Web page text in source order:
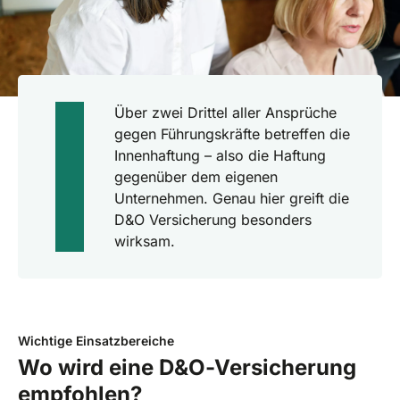
Über zwei Drittel aller Ansprüche
gegen Führungskräfte betreffen die
Innenhaftung – also die Haftung
gegenüber dem eigenen
Unternehmen. Genau hier greift die
D&O Versicherung besonders
wirksam.
Wichtige Einsatzbereiche
Wo wird eine D&O-Versicherung
empfohlen?